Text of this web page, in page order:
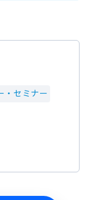
・セミナー